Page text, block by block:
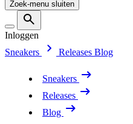
Zoek-menu sluiten
Inloggen
Sneakers
Releases Blog
Sneakers
Releases
Blog